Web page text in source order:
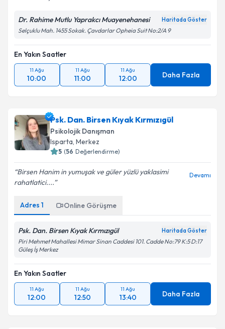
Dr. Rahime Mutlu Yaprakcı Muayenehanesi Haritada Göster
Selçuklu Mah. 1455 Sokak. Çavdarlar Opheia Suit No:2/A 9
En Yakın Saatler
11 Ağu
10:00
11 Ağu
11:00
11 Ağu
12:00 Daha Fazla
Psk. Dan. Birsen Kıyak Kırmızıgül
Psikolojik Danışman
Isparta, Merkez
5 (56 Değerlendirme)
Birsen Hanim in yumuşak ve güler yüzlü yaklasimi
rahatlatici....
Devamı
Adres 1 Online Görüşme
Psk. Dan. Birsen Kıyak Kırmızıgül Haritada Göster
Piri Mehmet Mahallesi Mimar Sinan Caddesi 101. Cadde No:79 K:5 D:17
Güleş İş Merkez
En Yakın Saatler
11 Ağu
12:00
11 Ağu
12:50
11 Ağu
13:40 Daha Fazla